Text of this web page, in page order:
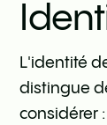
L'identité
distingue
considérer :